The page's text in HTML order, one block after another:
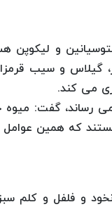
و لیکوپن
گیلاس و سیب
می کند.
رساند، گفت:
هستند که همین
و فلفل و کلم